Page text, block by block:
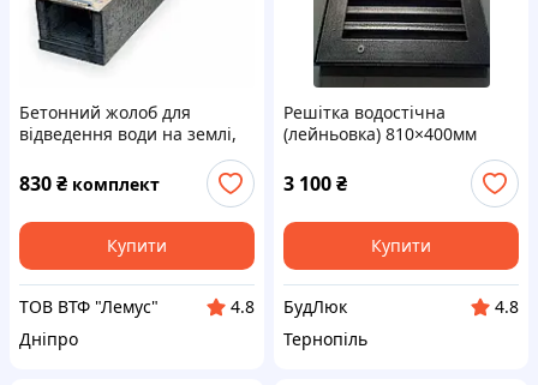
Бетонний жолоб для
відведення води на землі,
830₴ комплект
Купити
ТОВ ВТФ "Лемус"
4.8
Дніпро
Решітка водостічна
(лейньовка) 810×400мм
3 100₴
Купити
БудЛюк
4.8
Тернопіль